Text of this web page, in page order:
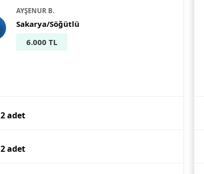
AYŞENUR B.
Sakarya/Söğütlü
6.000 TL
2 adet
2 adet